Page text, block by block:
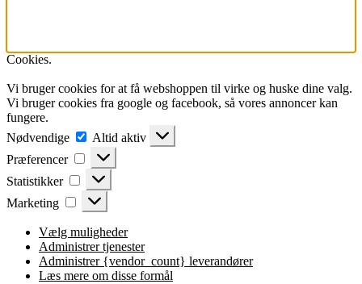
Cookies.
Vi bruger cookies for at få webshoppen til virke og huske dine valg.
Vi bruger cookies fra google og facebook, så vores annoncer kan
fungere.
Nødvendige
Nødvendige
Altid aktiv
Præferencer
Præferencer
Statistikker Statistikker
Marketing Marketing
Vælg muligheder
Administrer tjenester
Administrer {vendor_count} leverandører
Læs mere om disse formål